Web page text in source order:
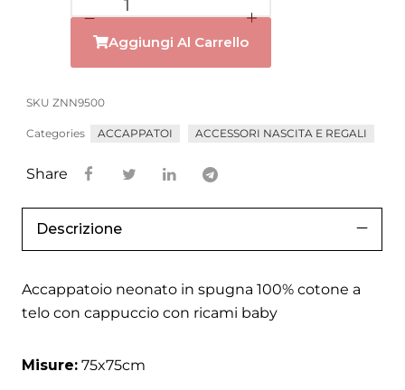
Aggiungi Al Carrello
SKU ZNN9500
Categories ACCAPPATOI ACCESSORI NASCITA E REGALI
Share
Descrizione
Accappatoio neonato in spugna 100% cotone a
telo con cappuccio con ricami baby
Misure: 75x75cm